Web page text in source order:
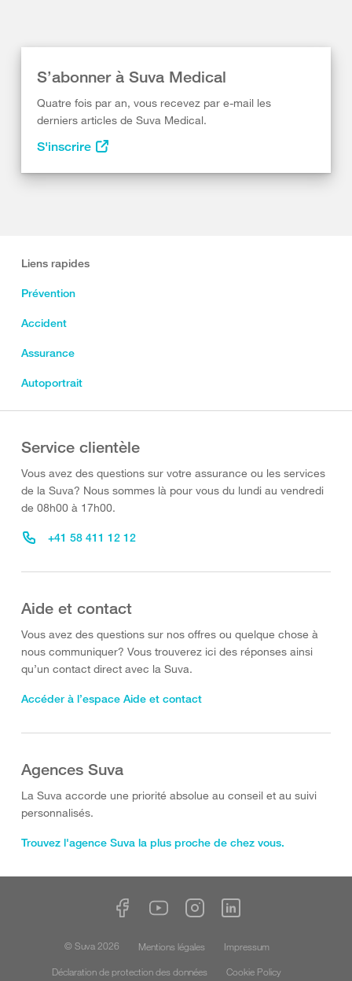
S’abonner à Suva Medical
Quatre fois par an, vous recevez par e-mail les
derniers articles de Suva Medical.
S'inscrire
Liens rapides
Prévention
Accident
Assurance
Autoportrait
Service clientèle
Vous avez des questions sur votre assurance ou les services
de la Suva? Nous sommes là pour vous du lundi au vendredi
de 08h00 à 17h00.
+41 58 411 12 12
Aide et contact
Vous avez des questions sur nos offres ou quelque chose à
nous communiquer? Vous trouverez ici des réponses ainsi
qu’un contact direct avec la Suva.
Accéder à l’espace Aide et contact
Agences Suva
La Suva accorde une priorité absolue au conseil et au suivi
personnalisés.
Trouvez l'agence Suva la plus proche de chez vous.
© Suva 2026 Mentions légales
Impressum
Déclaration de protection des données
Cookie Policy